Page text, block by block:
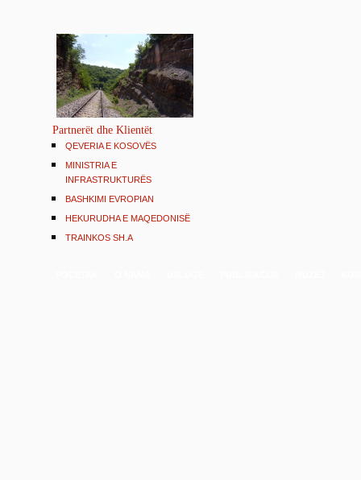
Partnerët dhe Klientët
QEVERIA E KOSOVËS
MINISTRIA E
INFRASTRUKTURËS
BASHKIMI EVROPIAN
HEKURUDHA E MAQEDONISË
TRAINKOS SH.A